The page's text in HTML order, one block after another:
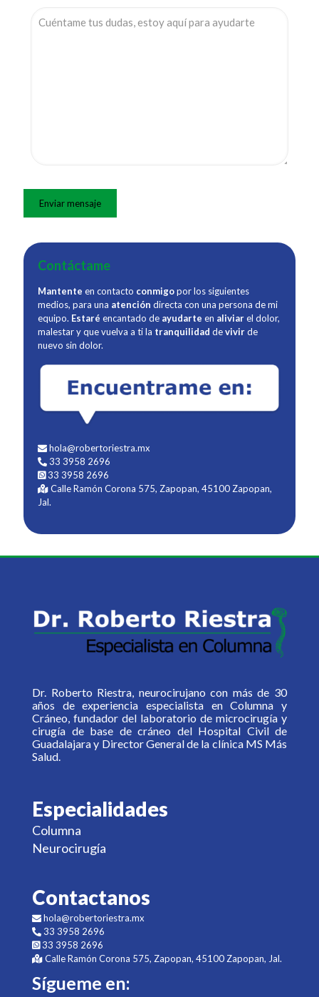
Contáctame
Mantente en contacto conmigopor los siguientes
medios, para una atención directa con una persona de mi
equipo. Estaré encantado de ayudarte en aliviarel dolor,
malestar y que vuelva a ti la tranquilidad devivirde
nuevo sin dolor.
hola@robertoriestra.mx
33 3958 2696
33 3958 2696
Calle Ramón Corona 575, Zapopan, 45100 Zapopan,
Jal.
Dr. Roberto Riestra, neurocirujano con más de 30
años de experiencia especialista en Columna y
Cráneo, fundador del laboratorio de microcirugía y
cirugía de base de cráneo del Hospital Civil de
Guadalajara y Director General de la clínica MS Más
Salud.
Especialidades
Columna
Neurocirugía
Contactanos
hola@robertoriestra.mx
33 3958 2696
33 3958 2696
Calle Ramón Corona 575, Zapopan, 45100 Zapopan, Jal.
Sígueme en: